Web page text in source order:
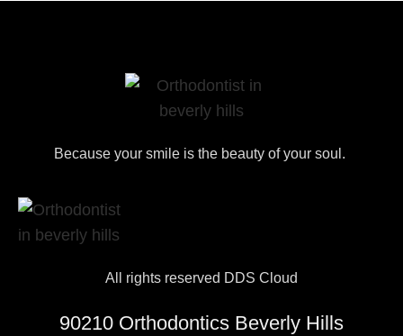
Because your smile is the beauty of your soul.
All rights reserved DDS Cloud
90210 Orthodontics Beverly Hills